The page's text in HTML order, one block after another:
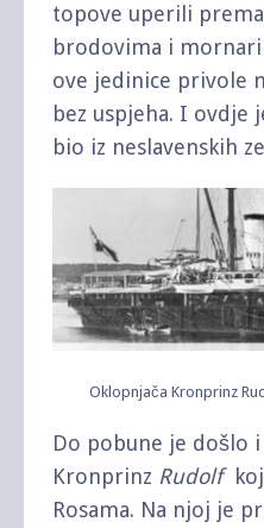
topove uperili
brodovima i
ove jedinice privole
bez uspjeha. I ovdje
bio iz neslavenskih
Oklopnjača Kronprinz
Do pobune je došlo
Kronprinz Rudolf
Rosama. Na njoj je